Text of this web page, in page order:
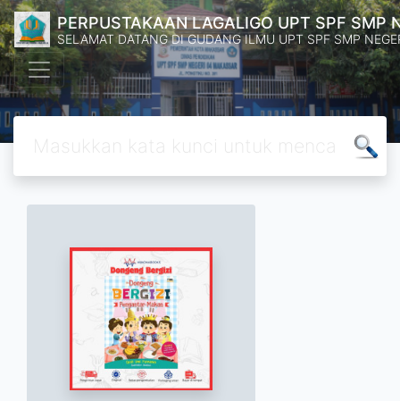
PERPUSTAKAAN LAGALIGO UPT SPF SMP
SELAMAT DATANG DI GUDANG ILMU UPT SPF SMP